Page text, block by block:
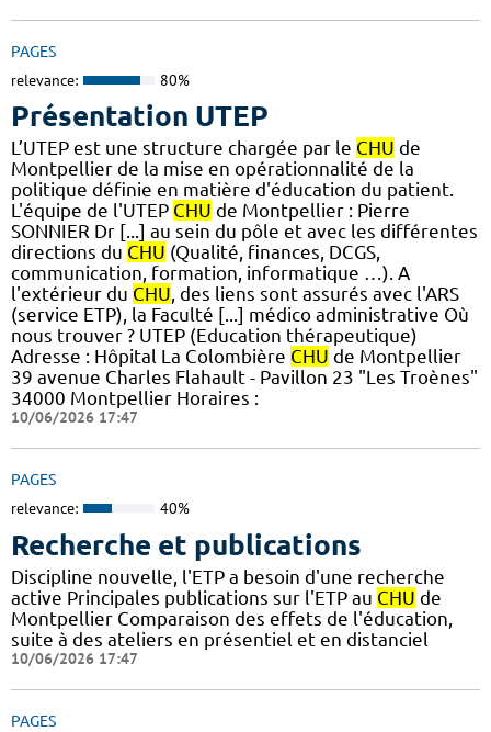
PAGES
relevance: 80%
Présentation UTEP
L’UTEP est une structure chargée par le CHU de
Montpellier de la mise en opérationnalité de la
politique définie en matière d'éducation du patient.
L'équipe de l'UTEP CHU de Montpellier : Pierre
SONNIER Dr [...] au sein du pôle et avec les différentes
directions du CHU (Qualité, finances, DCGS,
communication, formation, informatique …). A
l'extérieur du CHU, des liens sont assurés avec l'ARS
(service ETP), la Faculté [...] médico administrative Où
nous trouver ? UTEP (Education thérapeutique)
Adresse : Hôpital La Colombière CHU de Montpellier
39 avenue Charles Flahault - Pavillon 23 "Les Troènes"
34000 Montpellier Horaires :
10/06/2026 17:47
PAGES
relevance: 40%
Recherche et publications
Discipline nouvelle, l'ETP a besoin d'une recherche
active Principales publications sur l'ETP au CHU de
Montpellier Comparaison des effets de l'éducation,
suite à des ateliers en présentiel et en distanciel
10/06/2026 17:47
PAGES